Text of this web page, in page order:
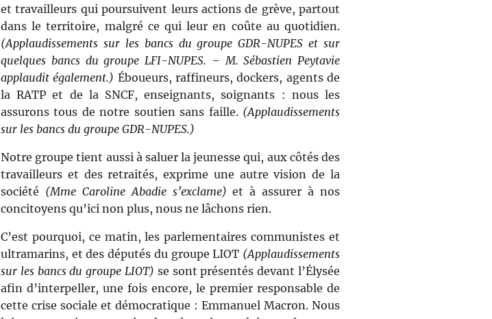
et travailleurs qui poursuivent leurs actions de grève, partout
dans le territoire, malgré ce qui leur en coûte au quotidien.
(Applaudissements sur les bancs du groupe GDR-NUPES et sur
quelques bancs du groupe LFI-NUPES. – M. Sébastien Peytavie
applaudit également.) Éboueurs, raffineurs, dockers, agents de
la RATP et de la SNCF, enseignants, soignants : nous les
assurons tous de notre soutien sans faille. (Applaudissements
sur les bancs du groupe GDR-NUPES.)
Notre groupe tient aussi à saluer la jeunesse qui, aux côtés des
travailleurs et des retraités, exprime une autre vision de la
société (Mme Caroline Abadie s’exclame) et à assurer à nos
concitoyens qu’ici non plus, nous ne lâchons rien.
C’est pourquoi, ce matin, les parlementaires communistes et
ultramarins, et des députés du groupe LIOT (Applaudissements
sur les bancs du groupe LIOT) se sont présentés devant l’Élysée
afin d’interpeller, une fois encore, le premier responsable de
cette crise sociale et démocratique : Emmanuel Macron. Nous